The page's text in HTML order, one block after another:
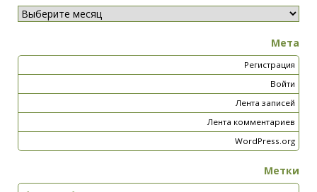
Мета
Регистрация
Войти
Лента записей
Лента комментариев
WordPress.org
Метки